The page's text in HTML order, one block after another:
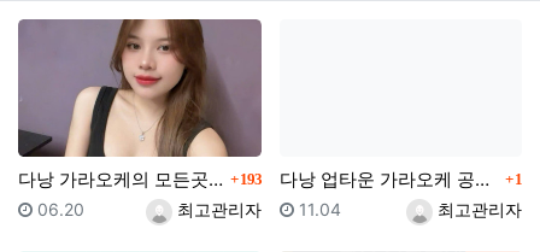
다낭 가라오케의 모든곳 가이드 확장판으로 보기쉽게 정리 댓글
193
등록자최고관리자
등록일
06.20
다낭 업타운 가라오케 공식업체 댓글
1
등록자최고관리자
등록일
11.04